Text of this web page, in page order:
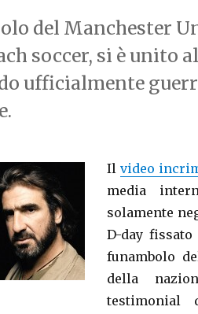
del Manchester
soccer, si è unito
ufficialmente
Il video
media
solamente
D-day
funambolo
della
testimonial